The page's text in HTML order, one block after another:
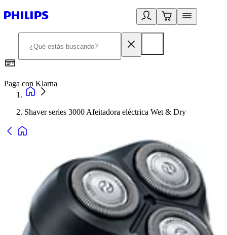
Paga con Klarna
Shaver series 3000 Afeitadora eléctrica Wet & Dry